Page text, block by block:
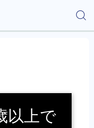
以上で